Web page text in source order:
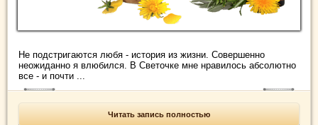
Не подстригаются любя - история из жизни. Совершенно
неожиданно я влюбился. В Светочке мне нравилось абсолютно
все - и почти ...
Читать запись полностью